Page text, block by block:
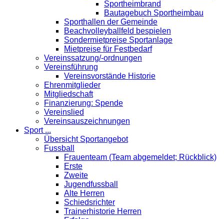
Sportheimbrand
Bautagebuch Sportheimbau
Sporthallen der Gemeinde
Beachvolleyballfeld bespielen
Sondermietpreise Sportanlage
Mietpreise für Festbedarf
Vereinssatzung/-ordnungen
Vereinsführung
Vereinsvorstände Historie
Ehrenmitglieder
Mitgliedschaft
Finanzierung: Spende
Vereinslied
Vereinsauszeichnungen
Sport ...
Übersicht Sportangebot
Fussball
Frauenteam (Team abgemeldet; Rückblick)
Erste
Zweite
Jugendfussball
Alte Herren
Schiedsrichter
Trainerhistorie Herren